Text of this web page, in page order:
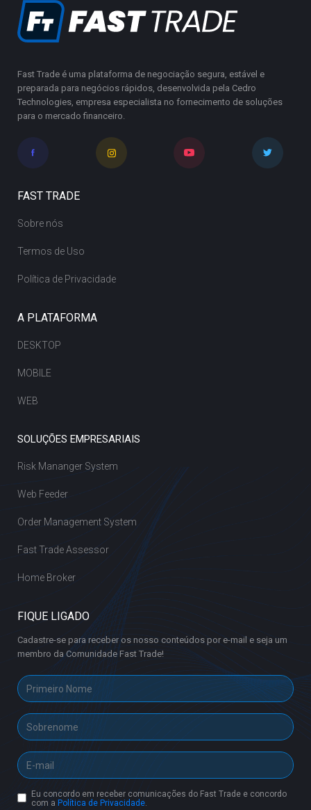
Fast Trade é uma plataforma de negociação segura, estável e
preparada para negócios rápidos, desenvolvida pela Cedro
Technologies, empresa especialista no fornecimento de soluções
para o mercado financeiro.
FAST TRADE
Sobre nós
Termos de Uso
Política de Privacidade
A PLATAFORMA
DESKTOP
MOBILE
WEB
SOLUÇÕES EMPRESARIAIS
Risk Mananger System
Web Feeder
Order Management System
Fast Trade Assessor
Home Broker
FIQUE LIGADO
Cadastre-se para receber os nosso conteúdos por e-mail e seja um
membro da Comunidade Fast Trade!
Eu concordo em receber comunicações do Fast Trade e concordo
com a Política de Privacidade.